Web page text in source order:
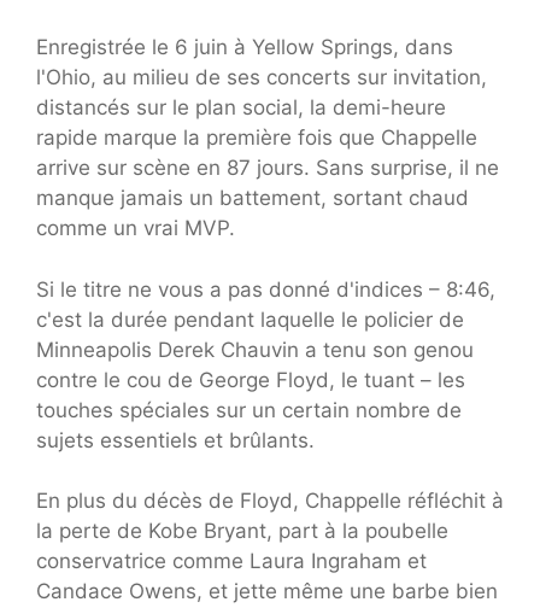
Enregistrée le 6 juin à Yellow Springs, dans
l'Ohio, au milieu de ses concerts sur invitation,
distancés sur le plan social, la demi-heure
rapide marque la première fois que Chappelle
arrive sur scène en 87 jours. Sans surprise, il ne
manque jamais un battement, sortant chaud
comme un vrai MVP.
Si le titre ne vous a pas donné d'indices – 8:46,
c'est la durée pendant laquelle le policier de
Minneapolis Derek Chauvin a tenu son genou
contre le cou de George Floyd, le tuant – les
touches spéciales sur un certain nombre de
sujets essentiels et brûlants.
En plus du décès de Floyd, Chappelle réfléchit à
la perte de Kobe Bryant, part à la poubelle
conservatrice comme Laura Ingraham et
Candace Owens, et jette même une barbe bien